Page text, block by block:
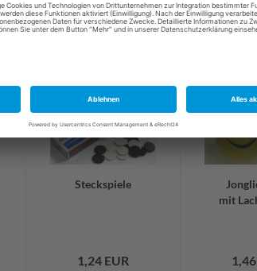
Steckspiele
1,24 EUR
mit